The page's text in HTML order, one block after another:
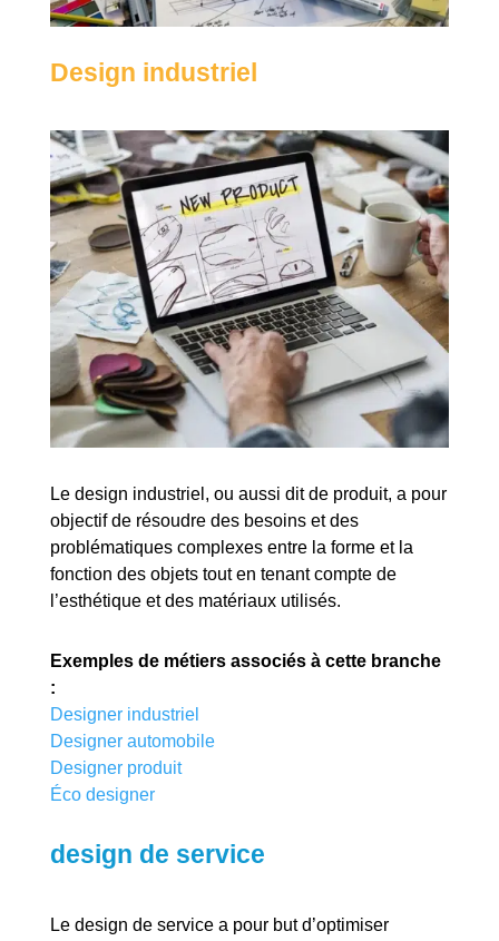
Design industriel
Le design industriel, ou aussi dit de produit, a pour
objectif de résoudre des besoins et des
problématiques complexes entre la forme et la
fonction des objets tout en tenant compte de
l’esthétique et des matériaux utilisés.
Exemples de métiers associés à cette branche
:
Designer industriel
Designer automobile
Designer produit
Éco designer
design de service
Le design de service a pour but d’optimiser